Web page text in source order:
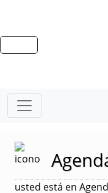
usted está en